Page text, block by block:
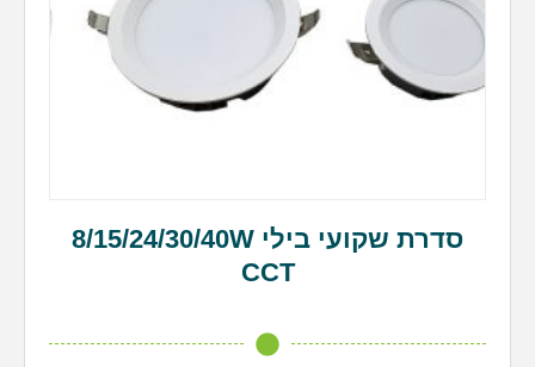
סדרת שקועי בילי 8/15/24/30/40W
CCT